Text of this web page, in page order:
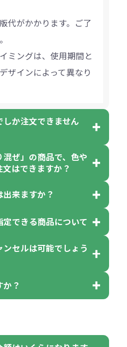
代がかかります。ご了
ミングは、使用期間と
ザインによって異なり
か注文できません
）を除き、注文可能数
能数が100個の場合
でしたら、何個でも
ぜ」の商品で、色や
はできますか？
混ぜ」のラベルがつい
、色指定不可となって
来ますか？
商品もございますが商
色・柄 取り混ぜ」のラ
像に「〇色取混ぜ」な
出来ません。
ずつ入って参ります。
できる商品について
色」のラベルが付いて
ンセルは可能でしょう
のキャンセルは、制作
。
？
さい。